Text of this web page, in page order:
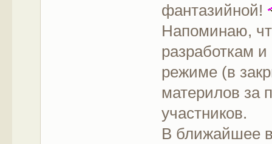
фантазийной!
Напоминаю,
разработкам
режиме (в
материлов за
участников.
В ближайшее